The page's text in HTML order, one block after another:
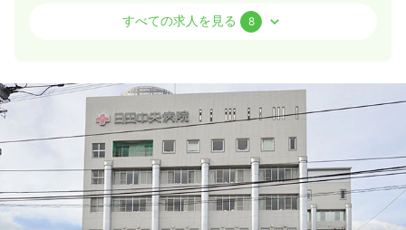
正看護師
給与 26.8〜34.4万円/月 賞与3.7ヶ月
8:30～17:30
4週8休以上
担当業務未経験可
第二新卒可
月給34万円以上可
気になる 詳細を見る
すべての求人を見る 8